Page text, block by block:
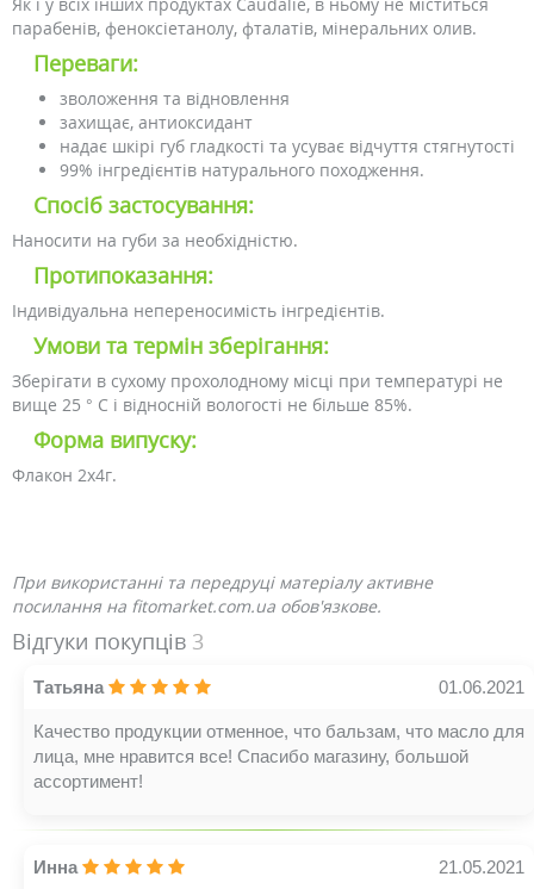
парабенів, феноксіетанолу, фталатів, мінеральних олив.
Переваги:
зволоження та відновлення
захищає, антиоксидант
надає шкірі губ гладкості та усуває відчуття стягнутості
99% інгредієнтів натурального походження.
Спосіб застосування:
Наносити на губи за необхідністю.
Протипоказання:
Індивідуальна непереносимість інгредієнтів.
Умови та термін зберігання:
Зберігати в сухому прохолодному місці при температурі не
вище 25 ° C і відносній вологості не більше 85%.
Форма випуску:
Флакон 2х4г.
При використанні та передруці матеріалу активне
посилання на fitomarket.com.ua обов'язкове.
Відгуки покупців 3
Татьяна 01.06.2021
Качество продукции отменное, что бальзам, что масло для
лица, мне нравится все! Спасибо магазину, большой
ассортимент!
Инна 21.05.2021